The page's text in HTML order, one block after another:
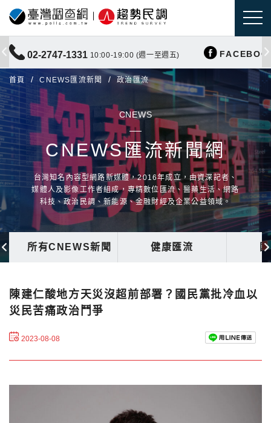
02-2747-1331 10:00-19:00 (週一至週五)
首頁 CNEWS匯流新聞 政治匯流
CNEWS
CNEWS匯流新聞網
台灣知名內容型網路新媒體，2016年成立，由資深記者、
媒體人及影像工作者組成，專精數位匯流、醫藥生活、網路
科技、政治民調、新能源、金融財經及企業公益領域。
所有CNEWS新聞 健康匯流
陳建仁酸地方天災沒超前部署？國民黨批冷血以
災民苦痛政治鬥爭
2023-08-08